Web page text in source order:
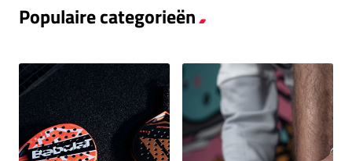
Populaire categorieën